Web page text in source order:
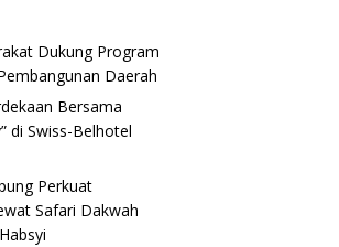
Dukung Program
Daerah
Bersama
di Swiss-Belhotel
Perkuat
Safari Dakwah